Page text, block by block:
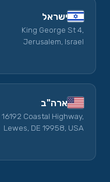
ישראל
King George St 4,
Jerusalem, Israel
ארה"ב
16192 Coastal Highway,
Lewes, DE 19958, USA